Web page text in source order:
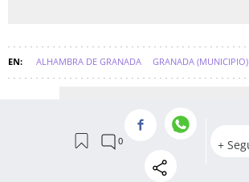
ALHAMBRA DE GRANADA GRANADA (MUNICIPIO)